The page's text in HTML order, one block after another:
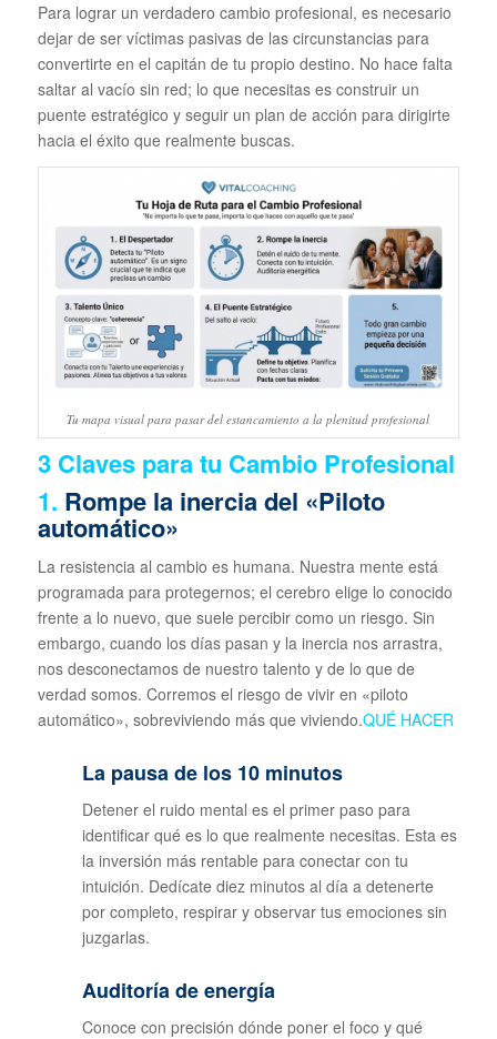
Para lograr un verdadero cambio profesional, es necesario
dejar de ser víctimas pasivas de las circunstancias para
convertirte en el capitán de tu propio destino. No hace falta
saltar al vacío sin red; lo que necesitas es construir un
puente estratégico y seguir un plan de acción para dirigirte
hacia el éxito que realmente buscas.
Tu mapa visual para pasar del estancamiento a la plenitud profesional
3 Claves para tu Cambio Profesional
1. Rompe la inercia del «Piloto
automático»
La resistencia al cambio es humana. Nuestra mente está
programada para protegernos; el cerebro elige lo conocido
frente a lo nuevo, que suele percibir como un riesgo. Sin
embargo, cuando los días pasan y la inercia nos arrastra,
nos desconectamos de nuestro talento y de lo que de
verdad somos. Corremos el riesgo de vivir en «piloto
automático», sobreviviendo más que viviendo.QUÉ HACER
La pausa de los 10 minutos
Detener el ruido mental es el primer paso para
identificar qué es lo que realmente necesitas. Esta es
la inversión más rentable para conectar con tu
intuición. Dedícate diez minutos al día a detenerte
por completo, respirar y observar tus emociones sin
juzgarlas.
Auditoría de energía
Conoce con precisión dónde poner el foco y qué